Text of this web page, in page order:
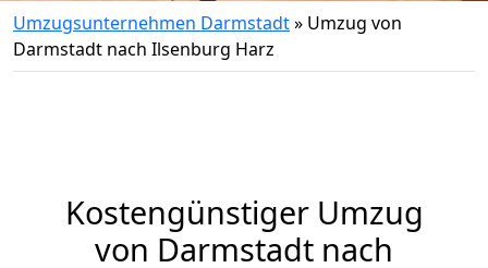
Umzugsunternehmen Darmstadt» Umzug von
Darmstadt nach Ilsenburg Harz
Kostengünstiger Umzug
von Darmstadt nach